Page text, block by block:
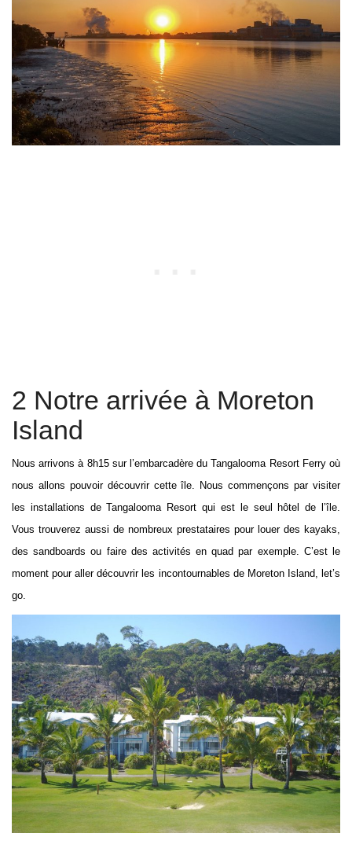
2 Notre arrivée à Moreton
Island
Nous arrivons à 8h15 sur l’embarcadère du Tangalooma Resort Ferry où
nous allons pouvoir découvrir cette île. Nous commençons par visiter
les installations de Tangalooma Resort qui est le seul hôtel de l’île.
Vous trouverez aussi de nombreux prestataires pour louer des kayaks,
des sandboards ou faire des activités en quad par exemple. C’est le
moment pour aller découvrir les incontournables de Moreton Island, let’s
go.